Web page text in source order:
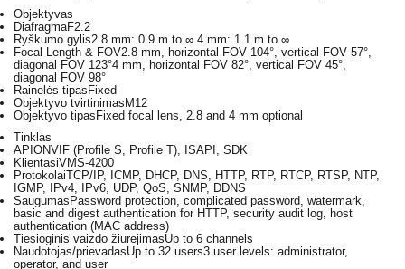
Objektyvas
DiafragmaF2.2
Ryškumo gylis2.8 mm: 0.9 m to ∞ 4 mm: 1.1 m to ∞
Focal Length & FOV2.8 mm, horizontal FOV 104°, vertical FOV 57°,
diagonal FOV 123°4 mm, horizontal FOV 82°, vertical FOV 45°,
diagonal FOV 98°
Rainelės tipasFixed
Objektyvo tvirtinimasM12
Objektyvo tipasFixed focal lens, 2.8 and 4 mm optional
Tinklas
APIONVIF (Profile S, Profile T), ISAPI, SDK
KlientasiVMS-4200
ProtokolaiTCP/IP, ICMP, DHCP, DNS, HTTP, RTP, RTCP, RTSP, NTP,
IGMP, IPv4, IPv6, UDP, QoS, SNMP, DDNS
SaugumasPassword protection, complicated password, watermark,
basic and digest authentication for HTTP, security audit log, host
authentication (MAC address)
Tiesioginis vaizdo žiūrėjimasUp to 6 channels
Naudotojas/prievadasUp to 32 users3 user levels: administrator,
operator, and user